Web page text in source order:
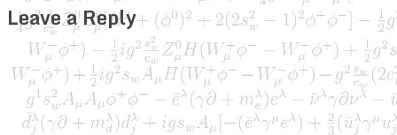
Leave a Reply